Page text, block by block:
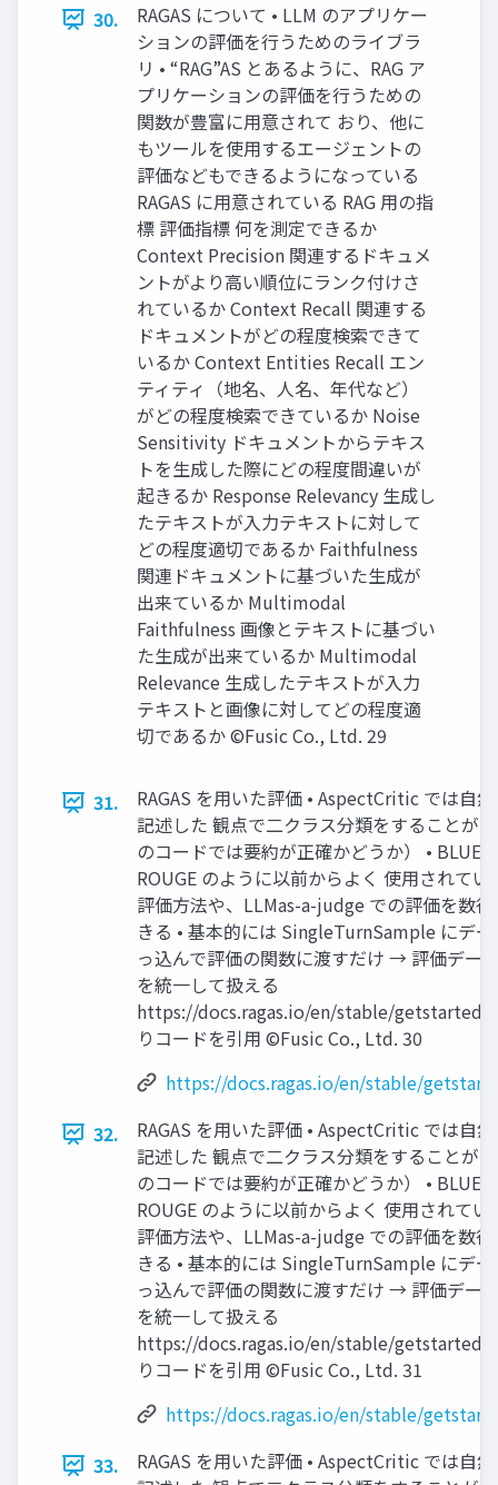
30.
RAGAS について • LLM のアプリケー
ションの評価を行うためのライブラ
リ • “RAG”AS とあるように、RAG ア
プリケーションの評価を行うための
関数が豊富に用意されて おり、他に
もツールを使用するエージェントの
評価などもできるようになっている
RAGAS に用意されている RAG 用の指
標 評価指標 何を測定できるか
Context Precision 関連するドキュメ
ントがより高い順位にランク付けさ
れているか Context Recall 関連する
ドキュメントがどの程度検索できて
いるか Context Entities Recall エン
ティティ（地名、人名、年代など）
がどの程度検索できているか Noise
Sensitivity ドキュメントからテキス
トを生成した際にどの程度間違いが
起きるか Response Relevancy 生成し
たテキストが入力テキストに対して
どの程度適切であるか Faithfulness
関連ドキュメントに基づいた生成が
出来ているか Multimodal
Faithfulness 画像とテキストに基づい
た生成が出来ているか Multimodal
Relevance 生成したテキストが入力
テキストと画像に対してどの程度適
切であるか ©Fusic Co., Ltd. 29
31.
RAGAS を用いた評価 • AspectCritic では自
記述した 観点で二クラス分類をすることが
のコードでは要約が正確かどうか） • BLUE
ROUGE のように以前からよく 使用されてい
評価方法や、LLMas-a-judge での評価を数
きる • 基本的には SingleTurnSample にデ
っ込んで評価の関数に渡すだけ → 評価デー
を統一して扱える
https://docs.ragas.io/en/stable/getstarted/
りコードを引用 ©Fusic Co., Ltd. 30
https://docs.ragas.io/en/stable/
32.
RAGAS を用いた評価 • AspectCritic では自
記述した 観点で二クラス分類をすることが
のコードでは要約が正確かどうか） • BLUE
ROUGE のように以前からよく 使用されてい
評価方法や、LLMas-a-judge での評価を数
きる • 基本的には SingleTurnSample にデ
っ込んで評価の関数に渡すだけ → 評価デー
を統一して扱える
https://docs.ragas.io/en/stable/getstarted/
りコードを引用 ©Fusic Co., Ltd. 31
https://docs.ragas.io/en/stable/
33.
RAGAS を用いた評価 • AspectCritic では自